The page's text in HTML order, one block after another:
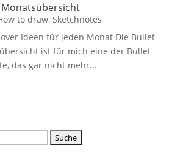
to draw, Sketchnotes
Ideen für jeden Monat Die Bullet
ist für mich eine der Bullet
das gar nicht mehr...